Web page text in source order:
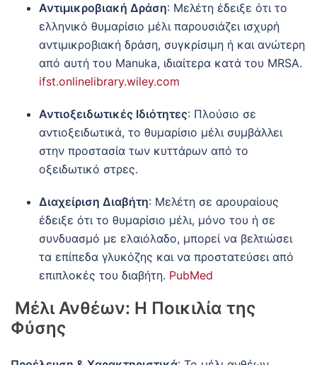
Αντιμικροβιακή Δράση: Μελέτη έδειξε ότι το
ελληνικό θυμαρίσιο μέλι παρουσιάζει ισχυρή
αντιμικροβιακή δράση, συγκρίσιμη ή και ανώτερη
από αυτή του Manuka, ιδιαίτερα κατά του MRSA.
ifst.onlinelibrary.wiley.com
Αντιοξειδωτικές Ιδιότητες: Πλούσιο σε
αντιοξειδωτικά, το θυμαρίσιο μέλι συμβάλλει
στην προστασία των κυττάρων από το
οξειδωτικό στρες.
Διαχείριση Διαβήτη: Μελέτη σε αρουραίους
έδειξε ότι το θυμαρίσιο μέλι, μόνο του ή σε
συνδυασμό με ελαιόλαδο, μπορεί να βελτιώσει
τα επίπεδα γλυκόζης και να προστατεύσει από
επιπλοκές του διαβήτη. PubMed
Μέλι Ανθέων: Η Ποικιλία της
Φύσης